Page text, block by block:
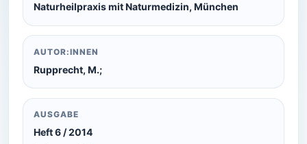
Naturheilpraxis mit Naturmedizin, München
AUTOR:INNEN
Rupprecht, M.;
AUSGABE
Heft 6 / 2014